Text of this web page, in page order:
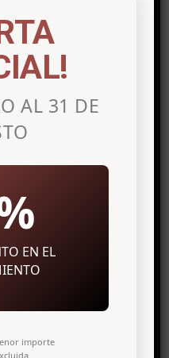
en
7º Izq.
AL 31 DE
EN EL
importe